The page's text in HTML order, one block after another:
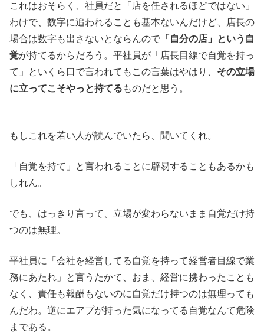
これはおそらく、社員だと「店を任されるほどではない」
わけで、数字に追われることも基本ないんだけど、店長の
場合は数字も出さないとならんので 「自分の店」という自
覚が持てるからだろう。平社員が「店長目線で自覚を持っ
て」といくら口で言われてもこの言葉はやはり、 その立場
に立ってこそやっと持てる ものだと思う。
もしこれを若い人が読んでいたら、聞いてくれ。
「自覚を持て」と言われることに辟易することもあるかも
しれん。
でも、はっきり言って、立場が変わらないまま自覚だけ持
つのは無理。
平社員に「会社を経営してる自覚を持って経営者目線で業
務にあたれ」と言うたかて、おま、経営に携わったことも
なく、責任も報酬もないのに自覚だけ持つのは無理っても
んだわ。逆にエアプが持った気になってる自覚なんて危険
まである。